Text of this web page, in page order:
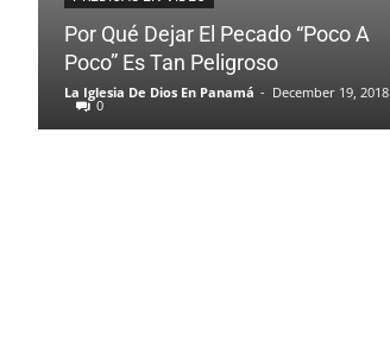
Por Qué Dejar El Pecado “Poco A
Poco” Es Tan Peligroso
La Iglesia De Dios En Panamá - December 19, 2018
0